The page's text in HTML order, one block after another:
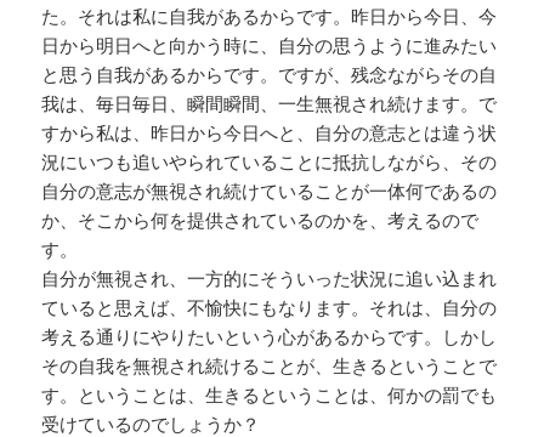
た。それは私に自我があるからです。昨日から今日、今
日から明日へと向かう時に、自分の思うように進みたい
と思う自我があるからです。ですが、残念ながらその自
我は、毎日毎日、瞬間瞬間、一生無視され続けます。で
すから私は、昨日から今日へと、自分の意志とは違う状
況にいつも追いやられていることに抵抗しながら、その
自分の意志が無視され続けていることが一体何であるの
か、そこから何を提供されているのかを、考えるので
す。
自分が無視され、一方的にそういった状況に追い込まれ
ていると思えば、不愉快にもなります。それは、自分の
考える通りにやりたいという心があるからです。しかし
その自我を無視され続けることが、生きるということで
す。ということは、生きるということは、何かの罰でも
受けているのでしょうか？